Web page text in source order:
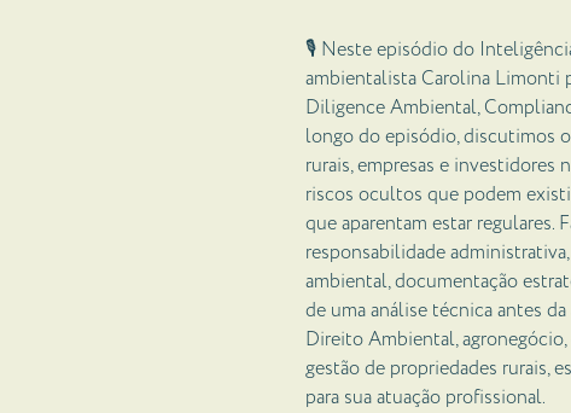
🎙️ Neste episódio do
ambientalista Carolina Limonti
Diligence Ambiental,
longo do episódio, discutimos
rurais, empresas e investidores
riscos ocultos que podem
que aparentam estar regulares.
responsabilidade
ambiental, documentação
de uma análise técnica antes
Direito Ambiental,
gestão de propriedades rurais,
para sua atuação profissional.